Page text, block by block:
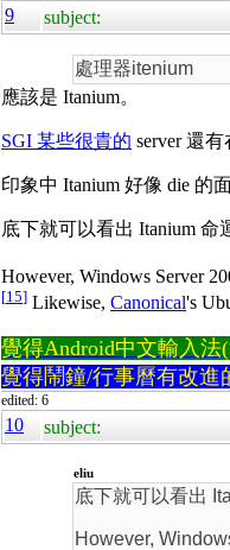
9 subject:
處理器itenium
應該是 Itanium。
SGI 某些很貴的 server 還有
印象中 Itanium 好像 die 的
底下就可以看出 Itanium 命
However, Windows Server
[15] Likewise, Canonical's
覺得Android中文輸入
覺得鬧鐘/行事曆有改進
edited: 6
10 subject:
eliu
底下就可以看出
However,